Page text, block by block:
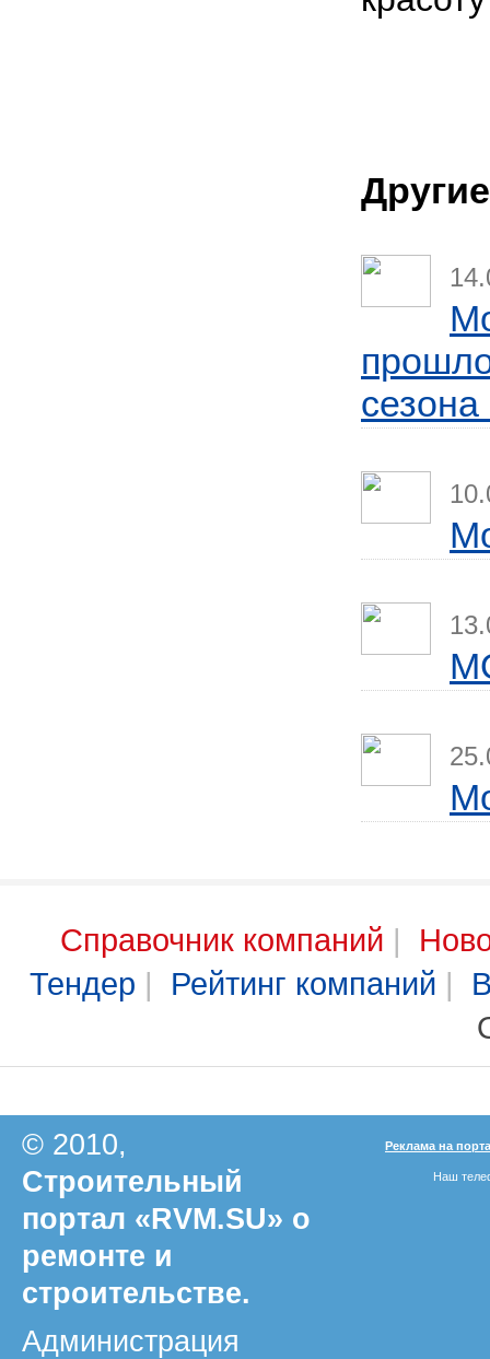
Справочник компаний |
Тендер | Рейтинг компаний |
© 2010,
Строительный
портал «RVM.SU» о
ремонте и
строительстве.
Администрация
Реклама на
Наш